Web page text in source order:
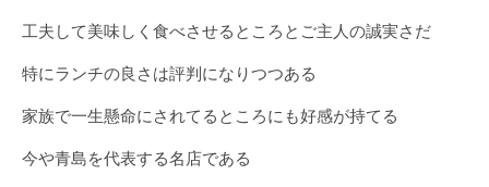
工夫して美味しく食べさせるところとご主人の誠実さだ
特にランチの良さは評判になりつつある
家族で一生懸命にされてるところにも好感が持てる
今や青島を代表する名店である